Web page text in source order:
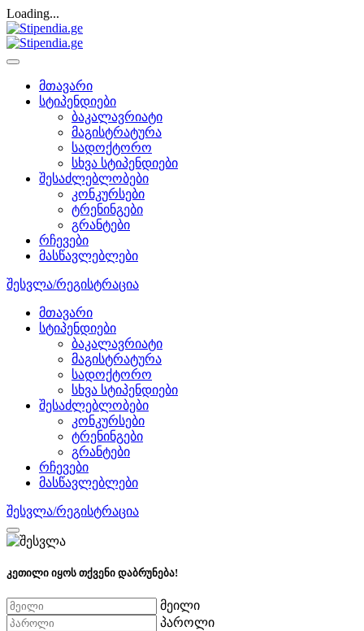
Loading...
მთავარი
სტიპენდიები
ბაკალავრიატი
მაგისტრატურა
სადოქტორო
სხვა სტიპენდიები
შესაძლებლობები
კონკურსები
ტრენინგები
გრანტები
რჩევები
მასწავლებლები
შესვლა/რეგისტრაცია
მთავარი
სტიპენდიები
ბაკალავრიატი
მაგისტრატურა
სადოქტორო
სხვა სტიპენდიები
შესაძლებლობები
კონკურსები
ტრენინგები
გრანტები
რჩევები
მასწავლებლები
შესვლა/რეგისტრაცია
კეთილი იყოს თქვენი დაბრუნება!
მეილი
პაროლი